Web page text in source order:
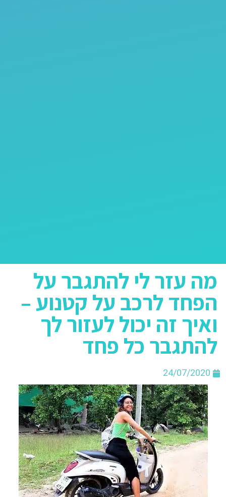
מה עזר לי להתגבר על
הפחד לרכב על קטנוע –
ואיך זה יכול לעזור לך
להתגבר כל פחד
24/07/2020